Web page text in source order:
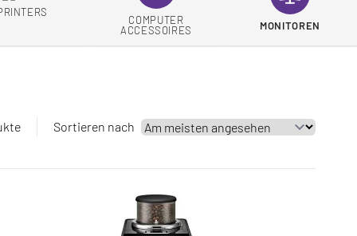
COMPUTER
ACCESSOIRES
MONITOREN
Sortieren nach